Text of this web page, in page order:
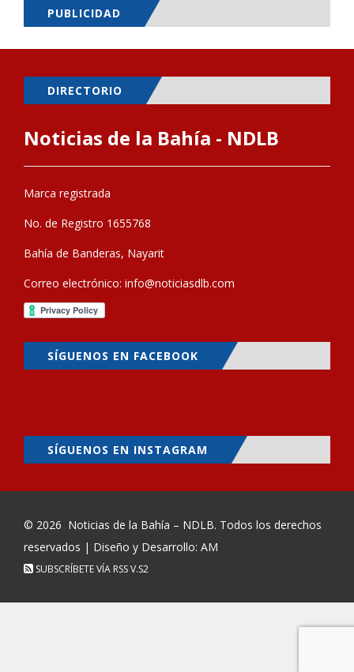
PUBLICIDAD
DIRECTORIO
Noticias de la Bahía - NDLB
Marca registrada
No. de Registro 1655768
Bahía de Banderas, Nayarit
Correo electrónico: info@noticiasdlb.com
SÍGUENOS EN FACEBOOK
SÍGUENOS EN INSTAGRAM
© 2026 Noticias de la Bahía – NDLB. Todos los derechos
reservados | Diseño y Desarrollo: AM
SUBSCRÍBETE VÍA RSSV.S2